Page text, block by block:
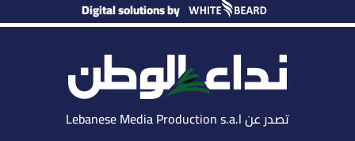
Digital solutions by
تصدر عن Lebanese Media Production s.a.l